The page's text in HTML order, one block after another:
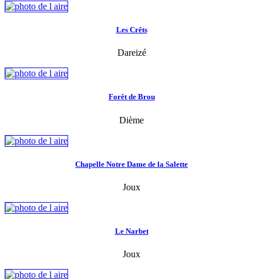
Les Crêts
Dareizé
Forêt de Brou
Dième
Chapelle Notre Dame de la Salette
Joux
Le Narbet
Joux